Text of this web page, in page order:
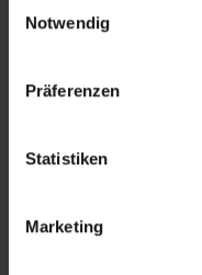
Notwendig
Präferenzen
Statistiken
Marketing